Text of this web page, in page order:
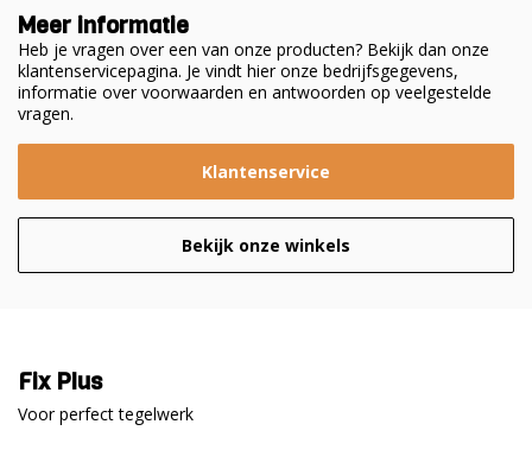
van den bossche
Geplaatst op 30 Augustus 2017 at 11:52
"zeer eenvoudig mee te weken zeer goedlevering 1 dag te
laat
Geweldig om mee te werken. Het op dezelfde hoogte
tegelzet en afmontagebedrijf K.Broos
Meer informatie
Heb je vragen over een van onze producten? Bekijk dan onze
klantenservicepagina. Je vindt hier onze bedrijfsgegevens,
informatie over voorwaarden en antwoorden op veelgestelde
vragen.
Klantenservice
Bekijk onze winkels
Fix Plus
Voor perfect tegelwerk